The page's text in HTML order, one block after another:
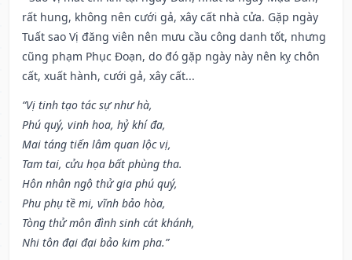
rất hung, không nên cưới gả, xây cất nhà cửa. Gặp ngày
Tuất sao Vị đăng viên nên mưu cầu công danh tốt, nhưng
cũng phạm Phục Đoạn, do đó gặp ngày này nên kỵ chôn
cất, xuất hành, cưới gả, xây cất...
“Vị tinh tạo tác sự như hà,
Phú quý, vinh hoa, hỷ khí đa,
Mai táng tiến lâm quan lộc vị,
Tam tai, cửu họa bất phùng tha.
Hôn nhân ngộ thử gia phú quý,
Phu phụ tề mi, vĩnh bảo hòa,
Tòng thử môn đình sinh cát khánh,
Nhi tôn đại đại bảo kim pha.”